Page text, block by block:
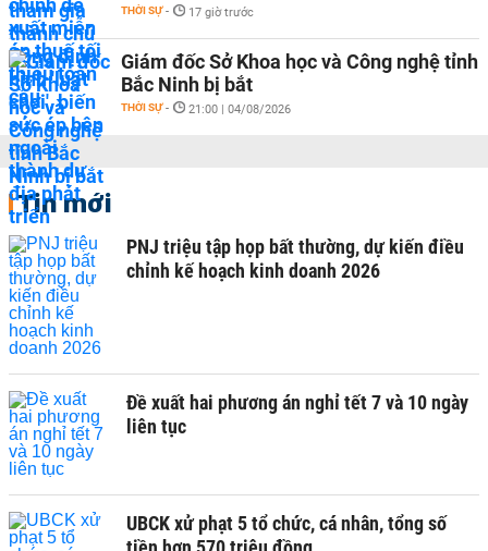
THỜI SỰ - 17 giờ trước
Giám đốc Sở Khoa học và Công nghệ tỉnh
Bắc Ninh bị bắt
THỜI SỰ - 21:00 | 04/08/2026
Tin mới
PNJ triệu tập họp bất thường, dự kiến điều
chỉnh kế hoạch kinh doanh 2026
Đề xuất hai phương án nghỉ tết 7 và 10 ngày
liên tục
UBCK xử phạt 5 tổ chức, cá nhân, tổng số